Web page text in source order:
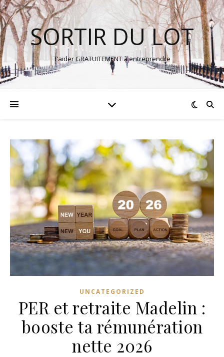
SORTIR DU LOT
T’aider GRATUITEMENT à entreprendre
UNCATEGORIZED
PER et retraite Madelin :
booste ta rémunération
nette 2026